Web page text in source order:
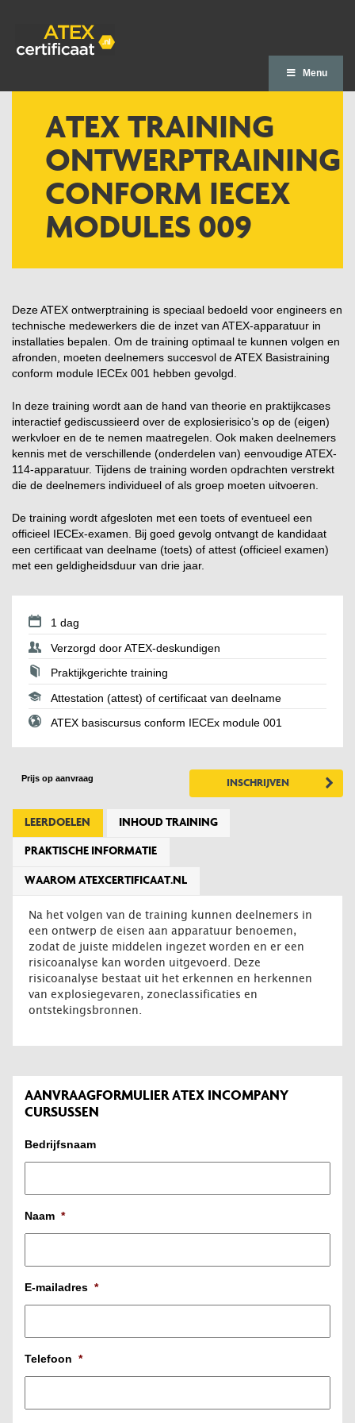
Menu
ATEX TRAINING
ONTWERPTRAINING
CONFORM IECEX
MODULES 009
Deze ATEX ontwerptraining is speciaal bedoeld voor engineers en
technische medewerkers die de inzet van ATEX-apparatuur in
installaties bepalen. Om de training optimaal te kunnen volgen en
afronden, moeten deelnemers succesvol de ATEX Basistraining
conform module IECEx 001 hebben gevolgd.
In deze training wordt aan de hand van theorie en praktijkcases
interactief gediscussieerd over de explosierisico’s op de (eigen)
werkvloer en de te nemen maatregelen. Ook maken deelnemers
kennis met de verschillende (onderdelen van) eenvoudige ATEX-
114-apparatuur. Tijdens de training worden opdrachten verstrekt
die de deelnemers individueel of als groep moeten uitvoeren.
De training wordt afgesloten met een toets of eventueel een
officieel IECEx-examen. Bij goed gevolg ontvangt de kandidaat
een certificaat van deelname (toets) of attest (officieel examen)
met een geldigheidsduur van drie jaar.
1 dag
Verzorgd door ATEX-deskundigen
Praktijkgerichte training
Attestation (attest) of certificaat van deelname
ATEX basiscursus conform IECEx module 001
Prijs op aanvraag INSCHRIJVEN
LEERDOELEN INHOUD TRAINING
PRAKTISCHE INFORMATIE
WAAROM ATEXCERTIFICAAT.NL
Na het volgen van de training kunnen deelnemers in
een ontwerp de eisen aan apparatuur benoemen,
zodat de juiste middelen ingezet worden en er een
risicoanalyse kan worden uitgevoerd. Deze
risicoanalyse bestaat uit het erkennen en herkennen
van explosiegevaren, zoneclassificaties en
ontstekingsbronnen.
AANVRAAGFORMULIER ATEX INCOMPANY
CURSUSSEN
Bedrijfsnaam
Naam *
E-mailadres *
Telefoon *